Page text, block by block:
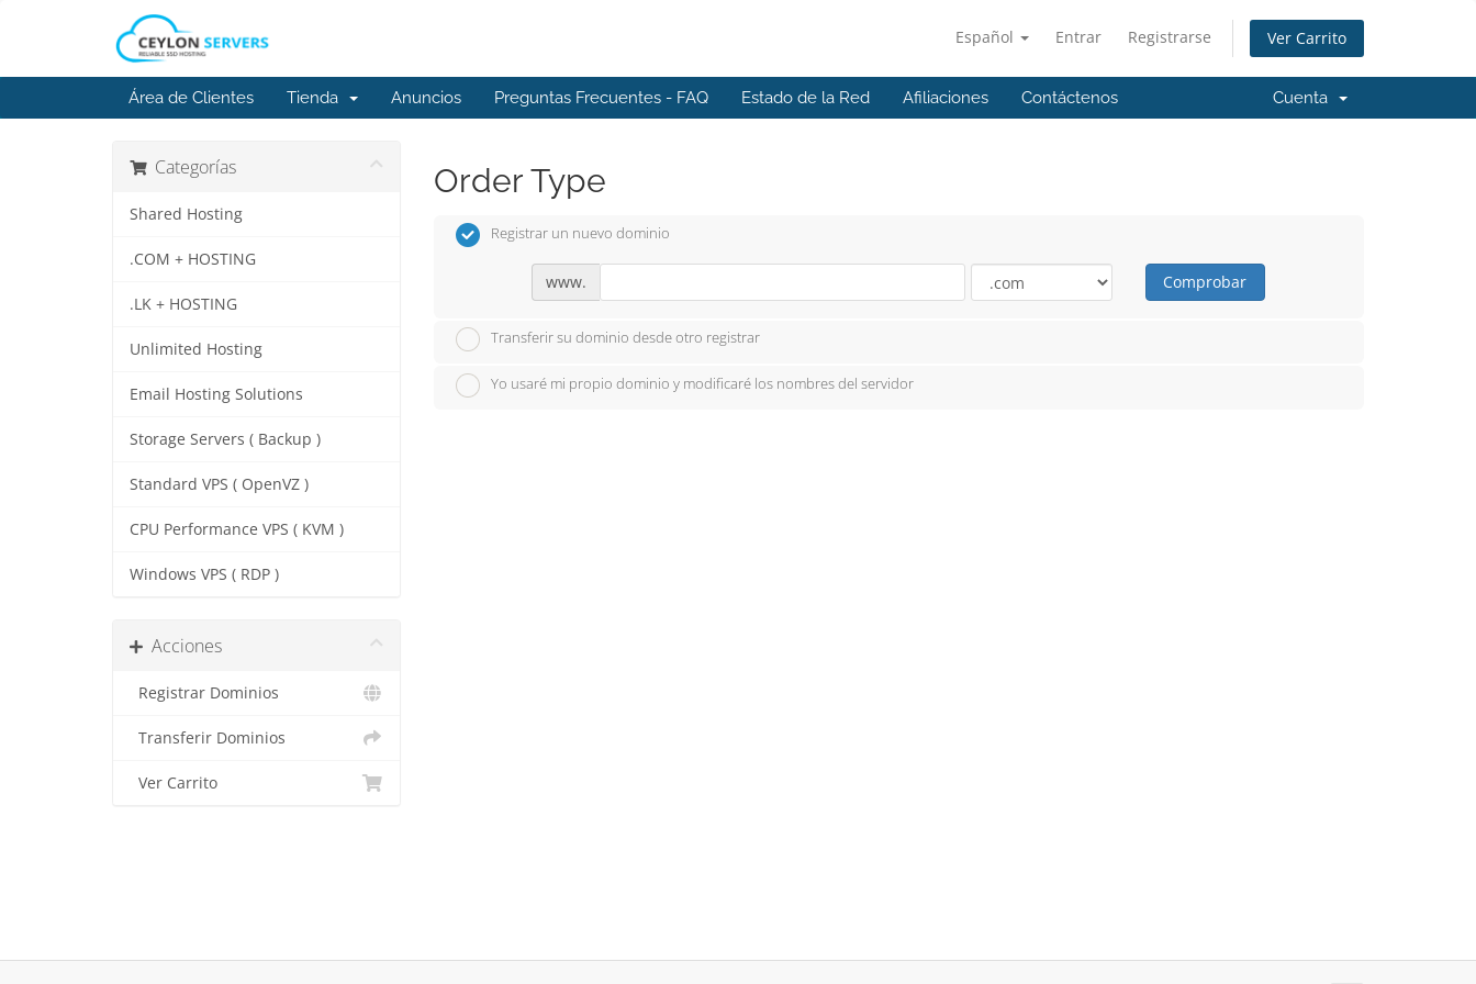
Español Entrar Registrarse Ver Carrito
Área de Clientes Tienda Anuncios Preguntas Frecuentes - FAQ Estado de la Red Afiliaciones Contáctenos Cuenta
Categorías
Shared Hosting
.COM + HOSTING
.LK + HOSTING
Unlimited Hosting
Email Hosting Solutions
Storage Servers ( Backup )
Standard VPS ( OpenVZ )
CPU Performance VPS ( KVM )
Windows VPS ( RDP )
Acciones
Registrar Dominios
Transferir Dominios
Ver Carrito
Order Type
Registrar un nuevo dominio
www. Comprobar
Transferir su dominio desde otro registrar
Yo usaré mi propio dominio y modificaré los nombres del servidor